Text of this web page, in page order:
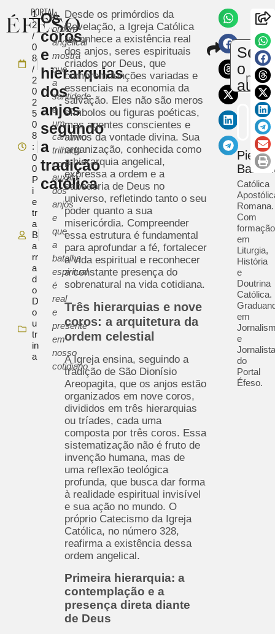
1
2
/
0
8
/
2
0
2
5
0
8
:
0
0
P
i
e
tr
a
B
a
rr
a
d
o
D
o
u
tr
in
a
Os
coros
e
hierarquias
dos
anjos
segundo
a
tradição
católica
A
ordem
angelical
mostra
que
a
santidade
é
um
caminho
trilhado
com
auxílio
dos
anjos
e
que
a
batalha
espiritual
é
real
e
presente
em
nosso
cotidiano
Desde os primórdios da
Revelação, a Igreja Católica
reconhece a existência real
dos anjos, seres espirituais
criados por Deus, que
cumprem funções variadas e
essenciais na economia da
salvação. Eles não são meros
símbolos ou figuras poéticas,
mas agentes conscientes e
ativos da vontade divina. Sua
organização, conhecida como
a hierarquia angelical,
expressa a ordem e a
sabedoria de Deus no
universo, refletindo tanto o seu
poder quanto a sua
misericórdia. Compreender
essa estrutura é fundamental
para aprofundar a fé, fortalecer
a vida espiritual e reconhecer
a constante presença do
sobrenatural na vida cotidiana.
Três hierarquias e nove
coros: a arquitetura da
ordem celestial
A Igreja ensina, seguindo a
tradição de São Dionísio
Areopagita, que os anjos estão
organizados em nove coros,
divididos em três hierarquias
ou tríades, cada uma
composta por três coros. Essa
sistematização não é fruto de
invenção humana, mas de
uma reflexão teológica
profunda, que busca dar forma
à realidade espiritual invisível
e sua ação no mundo. O
próprio Catecismo da Igreja
Católica, no número 328,
reafirma a existência dessa
ordem angelical.
Primeira hierarquia: a
contemplação e a
presença direta diante
de Deus
o
autor
Pietra
Católica
Romana.
Com
formação
em
Liturgia,
História
e
Doutrina
Católica.
em
e
Jornalista
do
Portal
Éfeso.